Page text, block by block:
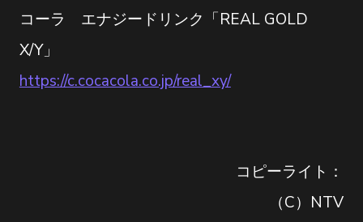
コーラ エナジードリンク「REAL GOLD
X/Y」
https://c.cocacola.co.jp/real_xy/
コピーライト：
（C）NTV